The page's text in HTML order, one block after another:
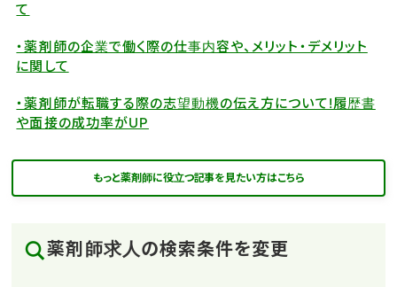
て
・薬剤師の企業で働く際の仕事内容や、メリット・デメリット
に関して
・薬剤師が転職する際の志望動機の伝え方について!履歴書
や面接の成功率がUP
もっと薬剤師に役立つ記事を見たい方はこちら
薬剤師求人の検索条件を変更